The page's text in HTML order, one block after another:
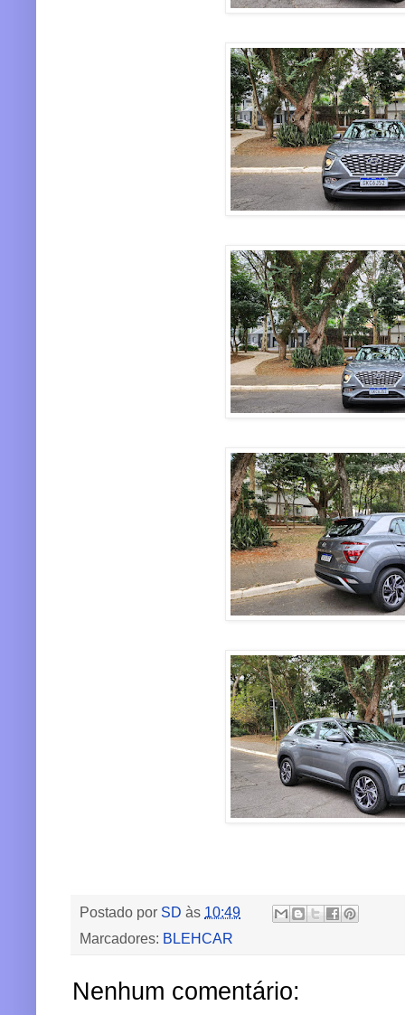
Postado por SD às 10:49
Marcadores: BLEHCAR
Nenhum comentário: